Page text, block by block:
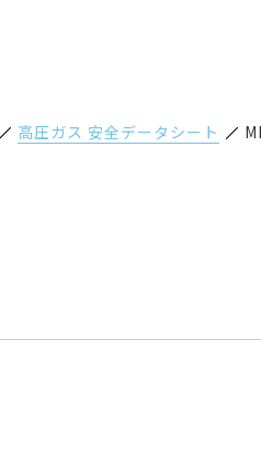
高圧ガス 安全データシート